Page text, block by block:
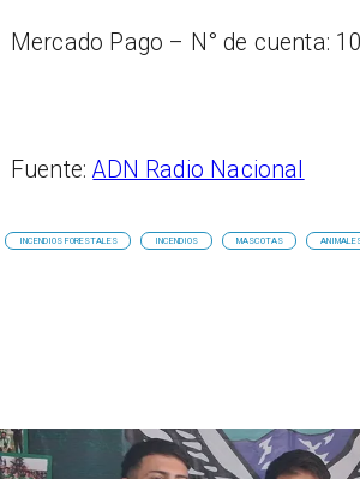
Mercado Pago – N° de cuenta:
Fuente:ADN Radio Nacional
INCENDIOS FORESTALES INCENDIOS MASCOTAS